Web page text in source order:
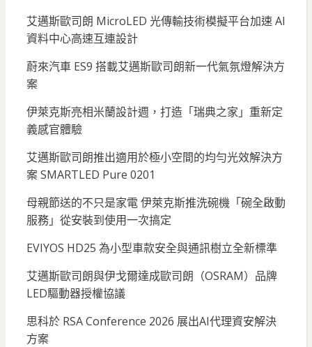
艾邁斯歐司朗 MicroLED 光傳輸技術模擬平台加速 AI
資料中心高速互連設計
蔚來汽車 ES9 搭載艾邁斯歐司朗新一代氣氛燈解決方
案
伊萊克斯亮相米蘭設計週，打造「瑞典之家」重新定
義感官體驗
艾邁斯歐司朗推出適用於極小空間的均勻光效解決方
案 SMARTLED Pure 0201
母親節送的不只是家電 伊萊克斯推洗碗機「碗全啟動
服務」從安裝到使用一次搞定
EVIYOS HD25 為小型車款安全與通訊樹立全新標準
艾邁斯歐司朗與伊戈爾達成歐司朗（OSRAM）品牌
LED驅動器授權協議
思科於 RSA Conference 2026 展出AI代理資安解決
方案